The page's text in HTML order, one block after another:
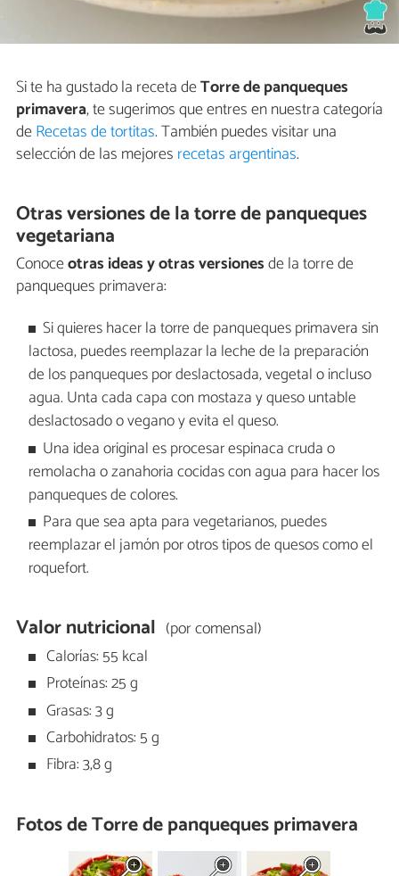
Si te ha gustado la receta deTorre de panqueques
primavera, te sugerimos que entres en nuestra categoría
deRecetas de tortitas. También puedes visitar una
selección de las mejores recetas argentinas.
Otras versiones de la torre de panqueques
vegetariana
Conoceotras ideas y otras versionesde la torre de
panqueques primavera:
Si quieres hacer la torre de panqueques primavera sin
lactosa, puedes reemplazar la leche de la preparación
de los panqueques por deslactosada, vegetal o incluso
agua. Unta cada capa con mostaza y queso untable
deslactosado o vegano y evita el queso.
Una idea original es procesar espinaca cruda o
remolacha o zanahoria cocidas con agua para hacer los
panqueques de colores.
Para que sea apta para vegetarianos, puedes
reemplazar el jamón por otros tipos de quesos como el
roquefort.
Valor nutricional (por comensal)
Calorías: 55 kcal
Proteínas: 25 g
Grasas: 3 g
Carbohidratos: 5 g
Fibra: 3,8 g
Fotos de Torre de panqueques primavera